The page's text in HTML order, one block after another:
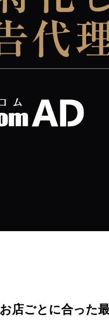
お店ごとに合った